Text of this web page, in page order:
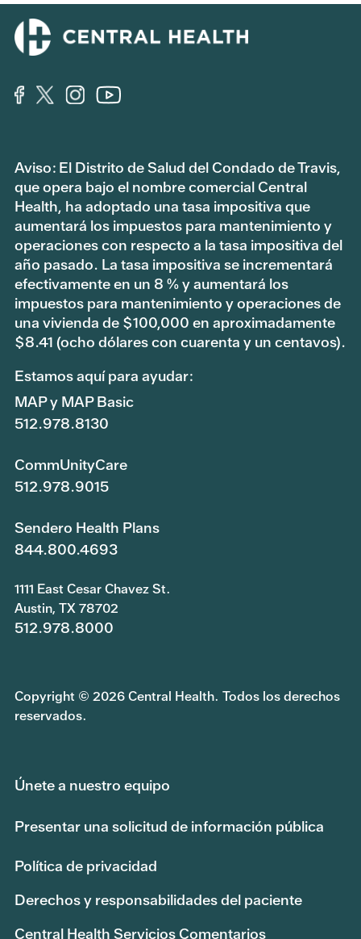
Aviso: El Distrito de Salud del Condado de Travis,
que opera bajo el nombre comercial Central
Health, ha adoptado una tasa impositiva que
aumentará los impuestos para mantenimiento y
operaciones con respecto a la tasa impositiva del
año pasado. La tasa impositiva se incrementará
efectivamente en un 8 % y aumentará los
impuestos para mantenimiento y operaciones de
una vivienda de $100,000 en aproximadamente
$8.41 (ocho dólares con cuarenta y un centavos).
Estamos aquí para ayudar:
MAP y MAP Basic
512.978.8130
CommUnityCare
512.978.9015
Sendero Health Plans
844.800.4693
1111 East Cesar Chavez St.
Austin, TX 78702
512.978.8000
Copyright © 2026 Central Health. Todos los derechos
reservados.
Únete a nuestro equipo
Presentar una solicitud de información pública
Política de privacidad
Derechos y responsabilidades del paciente
Central Health Servicios Comentarios